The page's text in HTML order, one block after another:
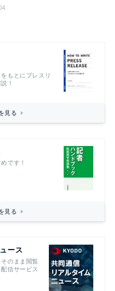
もとにプレスリ
！
見る
です！
見る
ース
のまま閲覧
信サービス